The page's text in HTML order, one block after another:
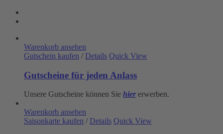
Warenkorb ansehen
Gutschein kaufen / Details Quick View
Gutscheine für jeden Anlass
Unsere Gutscheine können Sie hier erwerben.
Warenkorb ansehen
Saisonkarte kaufen / Details Quick View